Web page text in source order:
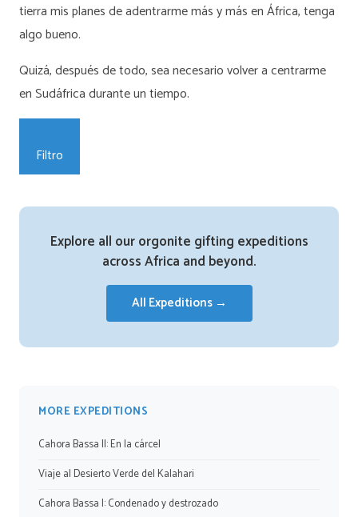
tierra mis planes de adentrarme más y más en África, tenga
algo bueno.
Quizá, después de todo, sea necesario volver a centrarme
en Sudáfrica durante un tiempo.
Filtro
Explore all our orgonite gifting expeditions
across Africa and beyond.
All Expeditions →
MORE EXPEDITIONS
Cahora Bassa II: En la cárcel
Viaje al Desierto Verde del Kalahari
Cahora Bassa I: Condenado y destrozado